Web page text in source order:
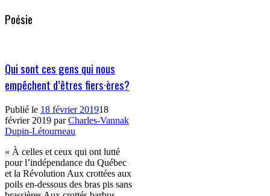
Poésie
Qui sont ces gens qui nous
empêchent d’êtres fiers·ères?
Publié le 18 février 201918
février 2019 parCharles-Vannak
Dupin-Létourneau
« À celles et ceux qui ont lutté
pour l’indépendance du Québec
et la Révolution Aux crottées aux
poils en-dessous des bras pis sans